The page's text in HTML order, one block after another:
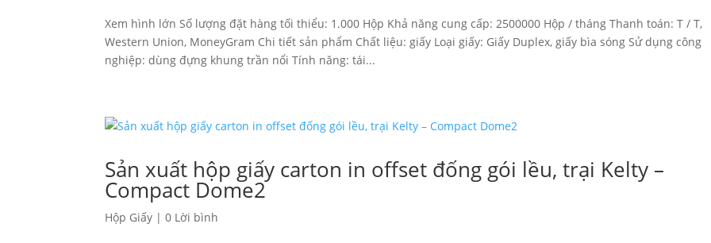
Xem hình lớn Số lượng đặt hàng tối thiểu: 1.000 Hộp Khả năng cung cấp: 2500000 Hộp / tháng Thanh toán: T / T,
Western Union, MoneyGram Chi tiết sản phẩm Chất liệu: giấy Loại giấy: Giấy Duplex, giấy bìa sóng Sử dụng công
nghiệp: dùng đựng khung trần nổi Tính năng: tái...
Sản xuất hộp giấy carton in offset đống gói lều, trại Kelty –
Compact Dome2
Hộp Giấy | 0 Lời bình